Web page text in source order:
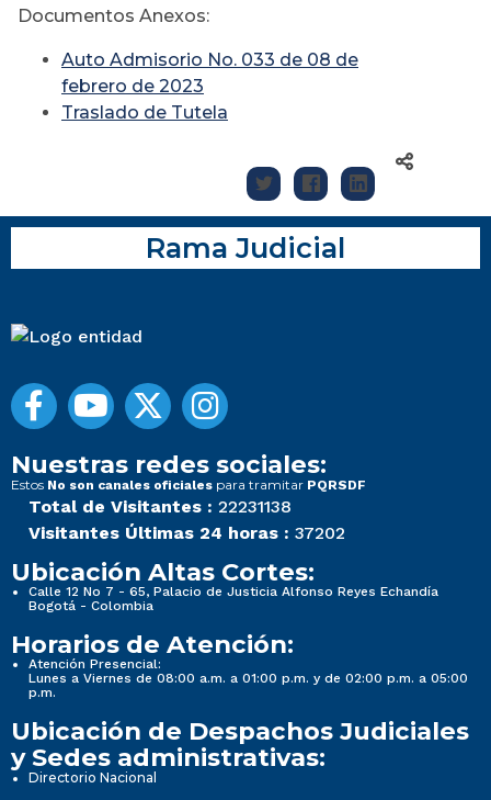
Documentos Anexos:
Auto Admisorio No. 033 de 08 de
febrero de 2023
Traslado de Tutela
Rama Judicial
Nuestras redes sociales:
Estos No son canales oficiales para tramitar PQRSDF
Total de Visitantes : 22231138
Visitantes Últimas 24 horas : 37202
Ubicación Altas Cortes:
Calle 12 No 7 - 65, Palacio de Justicia Alfonso Reyes Echandía
Bogotá - Colombia
Horarios de Atención:
Atención Presencial:
Lunes a Viernes de 08:00 a.m. a 01:00 p.m. y de 02:00 p.m. a 05:00
p.m.
Ubicación de Despachos Judiciales
y Sedes administrativas:
Directorio Nacional